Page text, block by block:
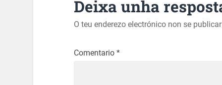
Deixa unha
O teu enderezo electrónico non se
Comentario *